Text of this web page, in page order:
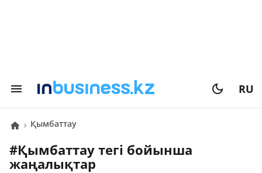
RU
қымбаттау
# қымбаттау тегі бойынша
жаңалықтар